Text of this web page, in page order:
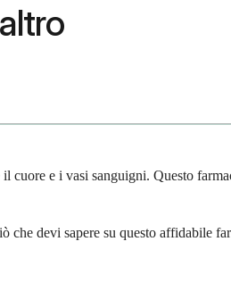
cuore e i vasi sanguigni. Questo
che devi sapere su questo affidabile